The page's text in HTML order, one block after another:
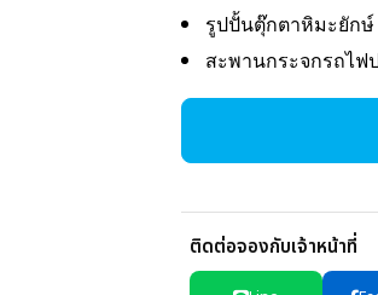
รูปปั้นตุ๊กตาหิมะยักษ์
สะพานกระจกรถไฟ
ติดต่อจองกับเจ้าหน้าที่